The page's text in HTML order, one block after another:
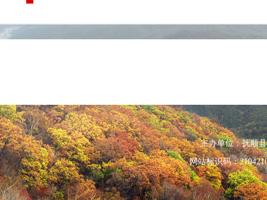
主办单位：抚顺
网站标识码：